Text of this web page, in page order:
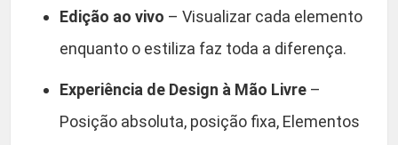
Edição ao vivo – Visualizar cada elemento
enquanto o estiliza faz toda a diferença.
Experiência de Design à Mão Livre –
Posição absoluta, posição fixa, Elementos